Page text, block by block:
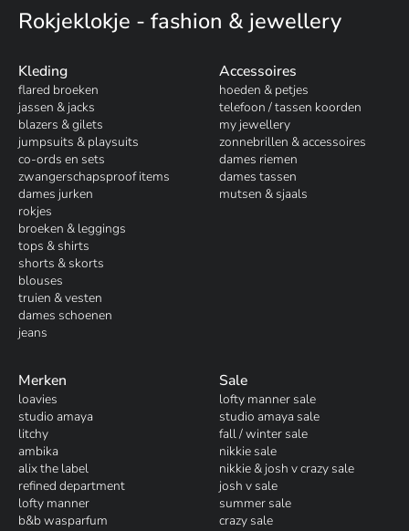
Rokjeklokje - fashion & jewellery
Kleding
flared broeken
jassen & jacks
blazers & gilets
jumpsuits & playsuits
co-ords en sets
zwangerschapsproof items
dames jurken
rokjes
broeken & leggings
tops & shirts
shorts & skorts
blouses
truien & vesten
dames schoenen
jeans
Accessoires
hoeden & petjes
telefoon / tassen koorden
my jewellery
zonnebrillen & accessoires
dames riemen
dames tassen
mutsen & sjaals
Merken
loavies
studio amaya
litchy
ambika
alix the label
refined department
lofty manner
b&b wasparfum
Sale
lofty manner sale
studio amaya sale
fall / winter sale
nikkie sale
nikkie & josh v crazy sale
josh v sale
summer sale
crazy sale